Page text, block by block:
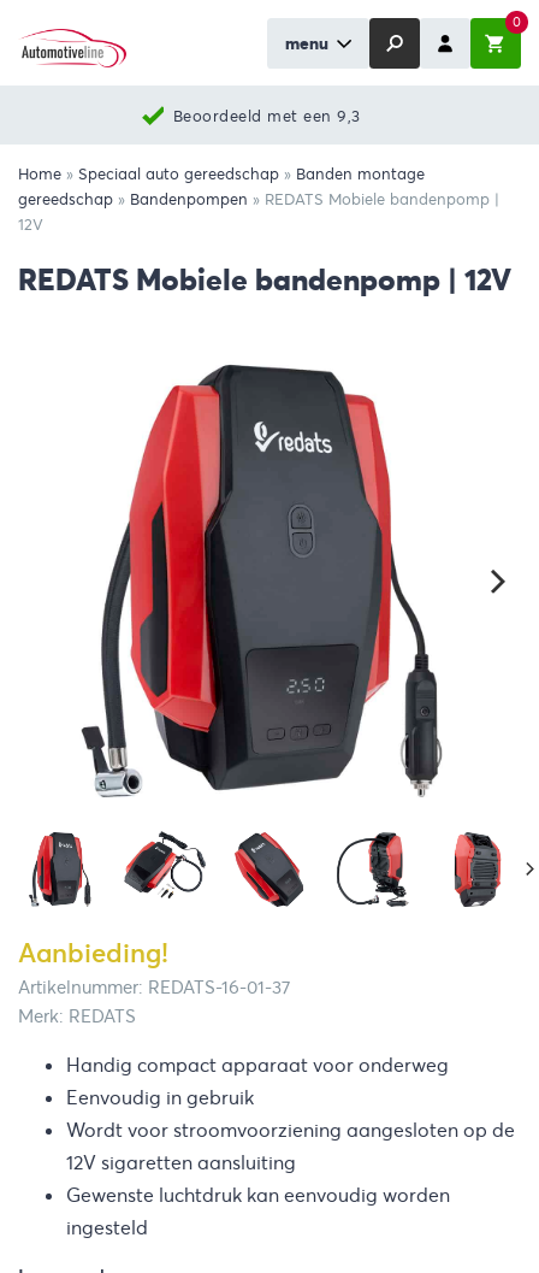
menu
0
Beoordeeld met een 9,3
Home » Speciaal auto gereedschap » Banden montage
gereedschap » Bandenpompen » REDATS Mobiele bandenpomp |
12V
REDATS Mobiele bandenpomp | 12V
Aanbieding!
Artikelnummer: REDATS-16-01-37
Merk: REDATS
Handig compact apparaat voor onderweg
Eenvoudig in gebruik
Wordt voor stroomvoorziening aangesloten op de
12V sigaretten aansluiting
Gewenste luchtdruk kan eenvoudig worden
ingesteld